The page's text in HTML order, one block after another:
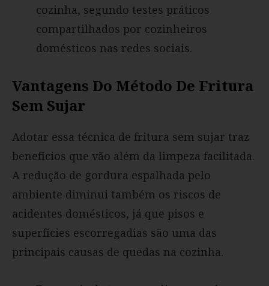
cozinha, segundo testes práticos
compartilhados por cozinheiros
domésticos nas redes sociais.
Vantagens Do Método De Fritura
Sem Sujar
Adotar essa técnica de fritura sem sujar traz
benefícios que vão além da limpeza facilitada.
A redução de gordura espalhada pelo
ambiente diminui também os riscos de
acidentes domésticos, já que pisos e
superfícies escorregadias são uma das
principais causas de quedas na cozinha.